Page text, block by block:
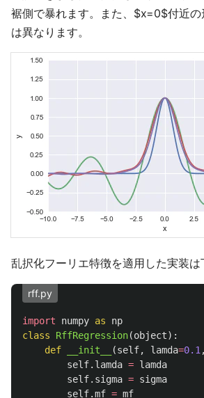
裾側で暴れます。また、$x=0$付近の
は異なります。
乱択化フーリエ特徴を適用した実装は
rff.py
import numpy as
np
class
RffRegression(object):
def
__init__ (self, lamda=0.1 ,
self. lamda = lamda
self. sigma = sigma
self.mf = mf